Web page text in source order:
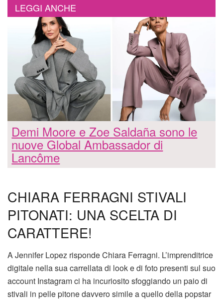
LEGGI ANCHE
Demi Moore e Zoe Saldaña sono le
nuove Global Ambassador di
Lancôme
CHIARA FERRAGNI STIVALI
PITONATI: UNA SCELTA DI
CARATTERE!
A Jennifer Lopez risponde Chiara Ferragni. L’imprenditrice
digitale nella sua carrellata di look e di foto presenti sul suo
account Instagram ci ha incuriosito sfoggiando un paio di
stivali in pelle pitone davvero simile a quello della popstar